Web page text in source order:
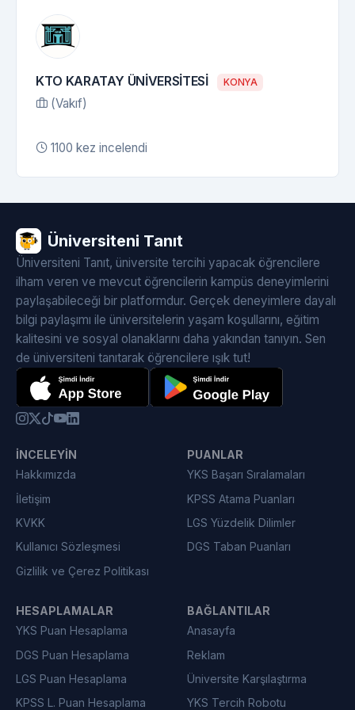
KTO KARATAY ÜNİVERSİTESİ KONYA
(Vakıf)
1100 kez incelendi
Üniversiteni Tanıt
Üniversiteni Tanıt, üniversite tercihi yapacak öğrencilere
ilham veren ve mevcut öğrencilerin kampüs deneyimlerini
paylaşabileceği bir platformdur. Gerçek deneyimlere dayalı
bilgi paylaşımı ile üniversitelerin yaşam koşullarını, eğitim
kalitesini ve sosyal olanaklarını daha yakından tanıyın. Sen
de üniversiteni tanıtarak öğrencilere ışık tut!
İNCELEYIN
Hakkımızda
İletişim
KVKK
Kullanıcı Sözleşmesi
Gizlilik ve Çerez Politikası
PUANLAR
YKS Başarı Sıralamaları
KPSS Atama Puanları
LGS Yüzdelik Dilimler
DGS Taban Puanları
HESAPLAMALAR
YKS Puan Hesaplama
DGS Puan Hesaplama
LGS Puan Hesaplama
KPSS L. Puan Hesaplama
BAĞLANTILAR
Anasayfa
Reklam
Üniversite Karşılaştırma
YKS Tercih Robotu